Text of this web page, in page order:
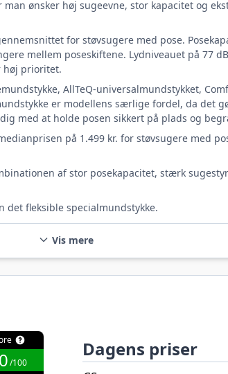
ønsker høj sugeevne, stor kapacitet og
for støvsugere med pose.
mellem poseskiftene. Lydniveauet på 77
høj prioritet.
AllTeQ-universalmundstykket,
er modellens særlige fordel, da det
med at holde posen sikkert på plads og
på 1.499 kr. for støvsugere med
af stor posekapacitet, stærk
det fleksible specialmundstykke.
Vis mere
/100
Dagens priser